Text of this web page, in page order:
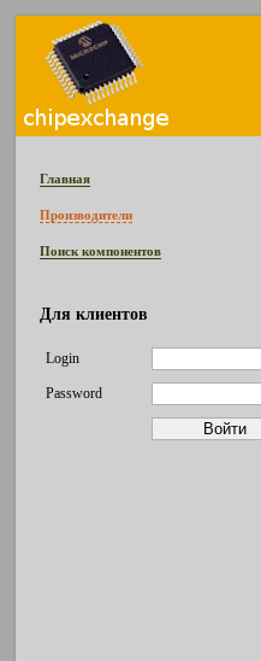
Главная
Производители
Поиск компонентов
Для клиентов
Login
Password